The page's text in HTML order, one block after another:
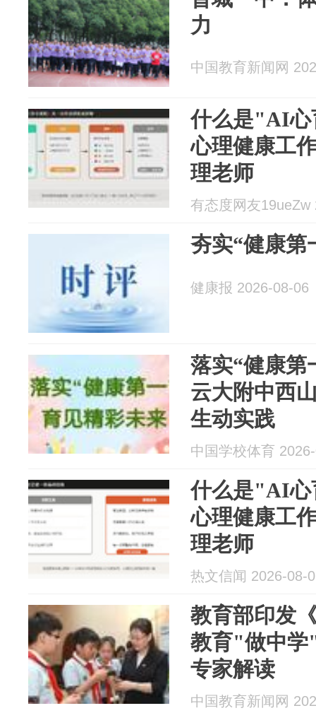
力
中国教育新闻网
什么是"AI心
心理健康工
理老师
有态度网友19ueZw
夯实“健康第
健康报 2026-08-06
落实“健康第
云大附中西
生动实践
中国学校体育
什么是"AI心
心理健康工
理老师
热文信闻 2026-08-
教育部印发
教育"做中学
专家解读
中国教育新闻网